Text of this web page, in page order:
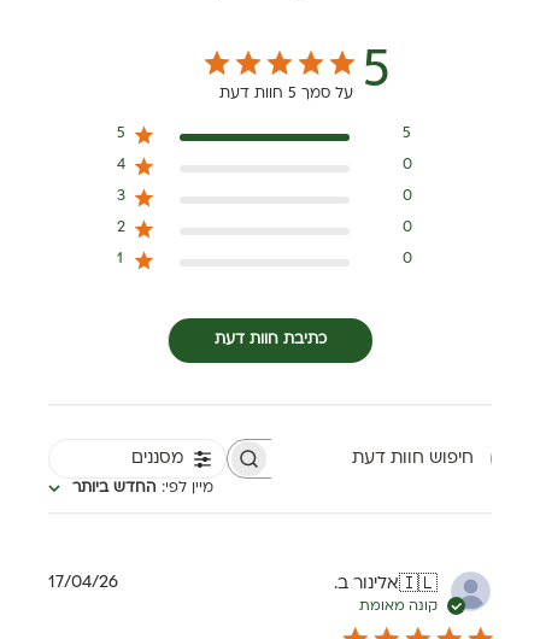
5 על סמך 5 חוות דעת
5 5
4 0
3 0
2 0
1 0
כתיבת חוות דעת
חיפוש חוות דעת
מסננים
מיין לפי: החדש ביותר
🇮🇱אלינור ב.
קונה מאומת
תאריך17/04/26